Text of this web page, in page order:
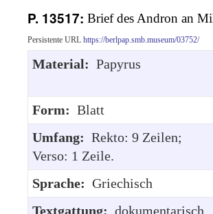
springen
P. 13517: Brief des Andron an
Persistente URL https://berlpap.smb.museum/03752/
Material: Papyrus
Form: Blatt
Umfang: Rekto: 9 Zeilen;
Verso: 1 Zeile.
Sprache: Griechisch
Textgattung: dokumentarisch